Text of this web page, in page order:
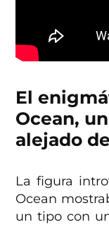
El
Ocean,
alejado
La figura
Ocean
un tipo con